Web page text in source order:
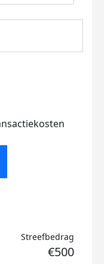
Streefbedrag
€500